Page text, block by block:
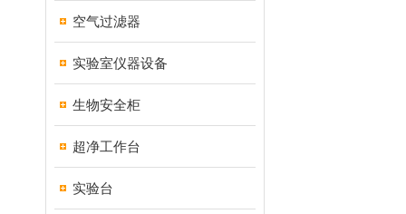
空气过滤器
实验室仪器设备
生物安全柜
超净工作台
实验台